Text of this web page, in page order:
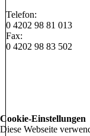
Telefon:
0 4202 98 81 013
Fax:
0 4202 98 83 502
Cookie-Einstellungen
Diese Webseite